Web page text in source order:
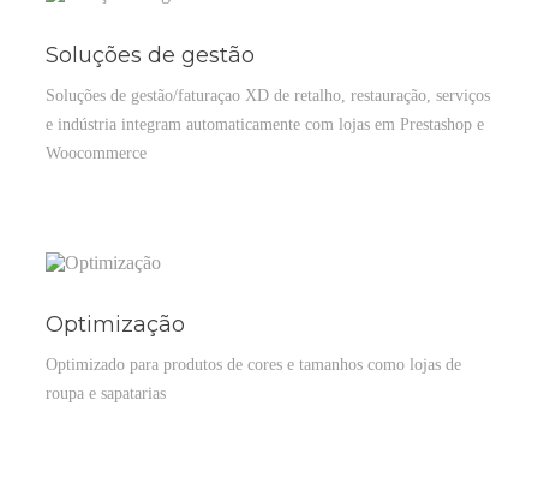
Soluções de gestão
Soluções de gestão/faturaçao XD de retalho, restauração, serviços
e indústria integram automaticamente com lojas em Prestashop e
Woocommerce
Optimização
Optimizado para produtos de cores e tamanhos como lojas de
roupa e sapatarias